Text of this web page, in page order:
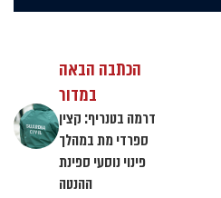
הכתבה הבאה
במדור
דרמה בטנריף: קצין
ספרדי מת במהלך
פינוי נוסעי ספינת
ההנטה